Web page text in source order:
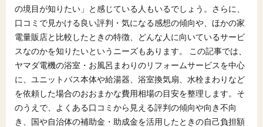
の境目が知りたい」と感じている人もいるでしょう。さらに、
口コミで見かける良い評判・気になる感想の傾向や、ほかの家
電量販店と比較したときの特徴、どんな人に向いているサービ
スなのかを知りたいというニーズもあります。 この記事では、
ヤマダ電機の浴室・お風呂まわりのリフォームサービスを中心
に、ユニットバス本体や給湯器、浴室換気扇、水栓まわりなど
を依頼した場合のおおまかな費用相場の目安を整理します。そ
のうえで、よくある口コミから見える評判の傾向や向き不向
き、国や自治体の補助金・助成金を活用したときの自己負担額